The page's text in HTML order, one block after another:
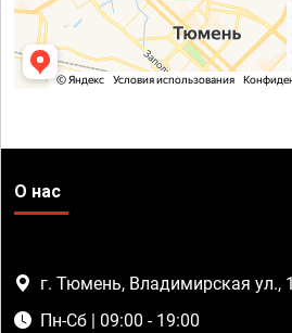
О нас
г. Тюмень, Владимирская ул., 1
Пн-Сб | 09:00 - 19:00